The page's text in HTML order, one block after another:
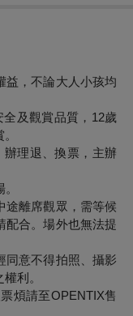
益，不論大人小孩均
及觀賞品質，12歲
辦理退、換票，主辦
途離席觀眾，需等候
配合。場外也無法提
同意不得拍照、攝影
利。
煩請至OPENTIX售